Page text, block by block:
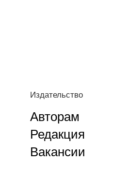
Издательство
Авторам
Редакция
Вакансии